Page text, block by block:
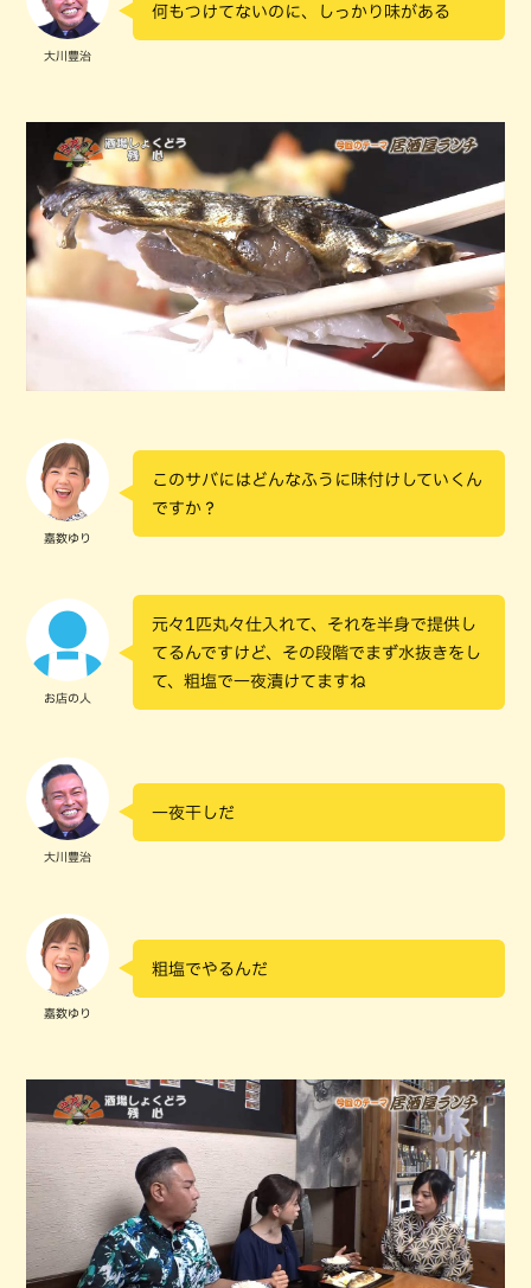
大川豊治
何もつけてないのに、しっかり味がある
嘉数ゆり
このサバにはどんなふうに味付けしていくん
ですか？
お店の人
元々1匹丸々仕入れて、それを半身で提供し
てるんですけど、その段階でまず水抜きをし
て、粗塩で一夜漬けてますね
大川豊治
一夜干しだ
嘉数ゆり
粗塩でやるんだ